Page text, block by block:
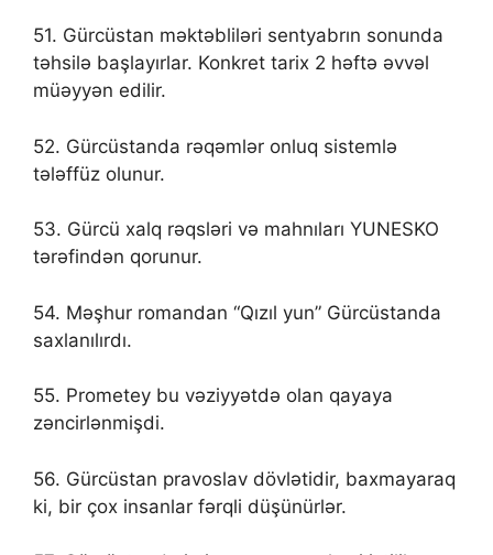
51. Gürcüstan məktəbliləri sentyabrın sonunda
təhsilə başlayırlar. Konkret tarix 2 həftə əvvəl
müəyyən edilir.
52. Gürcüstanda rəqəmlər onluq sistemlə
tələffüz olunur.
53. Gürcü xalq rəqsləri və mahnıları YUNESKO
tərəfindən qorunur.
54. Məşhur romandan “Qızıl yun” Gürcüstanda
saxlanılırdı.
55. Prometey bu vəziyyətdə olan qayaya
zəncirlənmişdi.
56. Gürcüstan pravoslav dövlətidir, baxmayaraq
ki, bir çox insanlar fərqli düşünürlər.